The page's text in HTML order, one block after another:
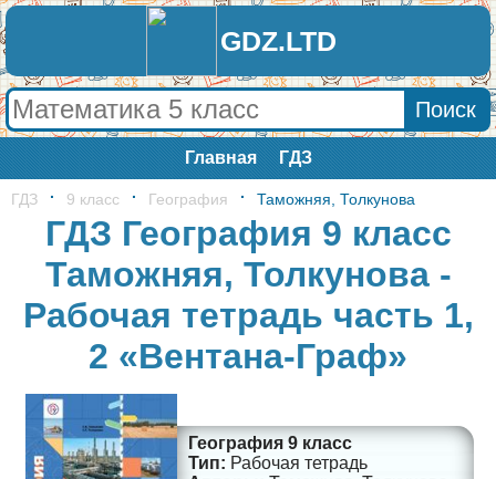
GDZ.LTD
Главная ГДЗ
ГДЗ 9 класс География Таможняя, Толкунова
ГДЗ География 9 класс
Таможняя, Толкунова -
Рабочая тетрадь часть 1,
2 «Вентана-Граф»
География 9 класс
Рабочая тетрадь